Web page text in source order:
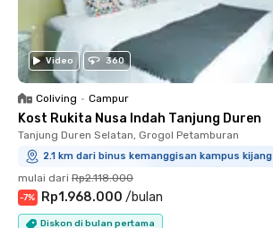
Video 360
Coliving • Campur
Kost Rukita Nusa Indah Tanjung Duren
Tanjung Duren Selatan, Grogol Petamburan
2.1 km dari binus kemanggisan kampus kijang
mulai dari Rp2.118.000
-7% Rp1.968.000 /bulan
Diskon di bulan pertama